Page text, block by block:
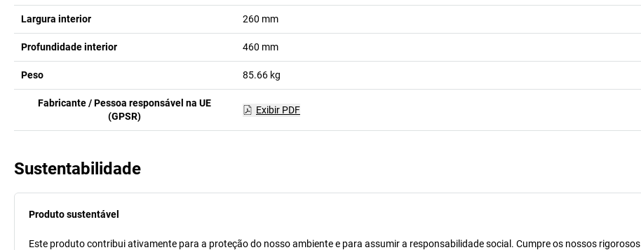
Largura interior 260 mm
Profundidade interior 460 mm
Peso 85.66 kg
Fabricante / Pessoa responsável na UE
(GPSR)
Exibir PDF
Sustentabilidade
Produto sustentável
Este produto contribui ativamente para a proteção do nosso ambiente e para assumir a responsabilidade social. Cumpre os nossos rigorosos